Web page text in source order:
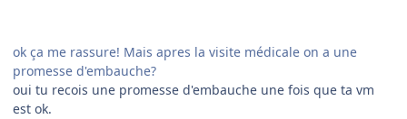
ok ça me rassure! Mais apres la visite médicale on a une
promesse d'embauche?
oui tu recois une promesse d'embauche une fois que ta vm
est ok.